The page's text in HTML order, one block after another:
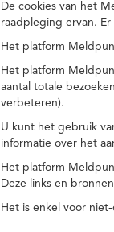
De cookies van het
raadpleging ervan.
Het platform
Het platform
aantal totale
verbeteren).
U kunt het gebruik
informatie over het
Het platform
Deze links en
Het is enkel voor